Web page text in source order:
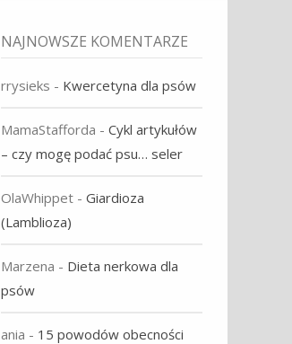
NAJNOWSZE KOMENTARZE
rrysieks - Kwercetyna dla psów
MamaStafforda -Cykl artykułów
– czy mogę podać psu… seler
OlaWhippet -Giardioza
(Lamblioza)
Marzena - Dieta nerkowa dla
psów
ania - 15 powodów obecności